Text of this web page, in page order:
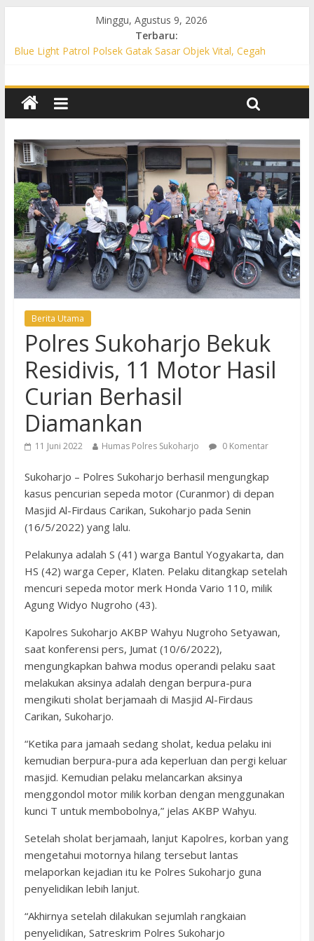
Minggu, Agustus 9, 2026
Terbaru:
Blue Light Patrol Polsek Gatak Sasar Objek Vital, Cegah
Permukiman, Antisipasi 3C dan Gangguan Kamtibmas
Patroli KRYD Polsek Baki Sisir Titik Rawan, Cegah 3C hingga
Patroli Blue Light Polsek Nguter Sasar Perbankan hingga
Permukiman, Antisipasi 3C dan Gangguan Kamtibmas
Blue Light Patrol Polsek Tawangsari Sisir Belasan Desa, Cegah
Kejahatan 3C dan Gangguan Kamtibmas
Berita Utama
Polres Sukoharjo Bekuk
Residivis, 11 Motor Hasil
Curian Berhasil
Diamankan
11 Juni 2022 Humas Polres Sukoharjo 0 Komentar
Sukoharjo – Polres Sukoharjo berhasil mengungkap
kasus pencurian sepeda motor (Curanmor) di depan
Masjid Al-Firdaus Carikan, Sukoharjo pada Senin
(16/5/2022) yang lalu.
Pelakunya adalah S (41) warga Bantul Yogyakarta, dan
HS (42) warga Ceper, Klaten. Pelaku ditangkap setelah
mencuri sepeda motor merk Honda Vario 110, milik
Agung Widyo Nugroho (43).
Kapolres Sukoharjo AKBP Wahyu Nugroho Setyawan,
saat konferensi pers, Jumat (10/6/2022),
mengungkapkan bahwa modus operandi pelaku saat
melakukan aksinya adalah dengan berpura-pura
mengikuti sholat berjamaah di Masjid Al-Firdaus
Carikan, Sukoharjo.
“Ketika para jamaah sedang sholat, kedua pelaku ini
kemudian berpura-pura ada keperluan dan pergi keluar
masjid. Kemudian pelaku melancarkan aksinya
menggondol motor milik korban dengan menggunakan
kunci T untuk membobolnya,” jelas AKBP Wahyu.
Setelah sholat berjamaah, lanjut Kapolres, korban yang
mengetahui motornya hilang tersebut lantas
melaporkan kejadian itu ke Polres Sukoharjo guna
penyelidikan lebih lanjut.
“Akhirnya setelah dilakukan sejumlah rangkaian
penyelidikan, Satreskrim Polres Sukoharjo